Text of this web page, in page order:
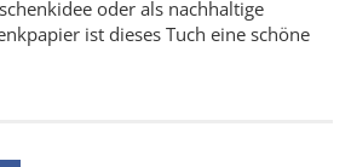
oder als nachhaltige
ist dieses Tuch eine schöne